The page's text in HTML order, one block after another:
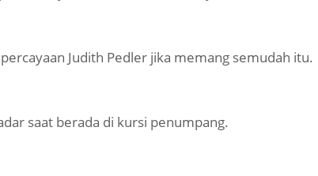
Judith Pedler jika memang semudah itu.
saat berada di kursi penumpang.